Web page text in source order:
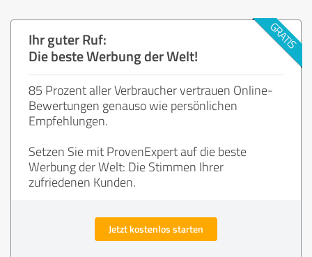
Ihr guter Ruf:
Die beste Werbung der Welt!
85 Prozent aller Verbraucher vertrauen Online-
Bewertungen genauso wie persönlichen
Empfehlungen.
Setzen Sie mit ProvenExpert auf die beste
Werbung der Welt: Die Stimmen Ihrer
zufriedenen Kunden.
Jetzt kostenlos starten